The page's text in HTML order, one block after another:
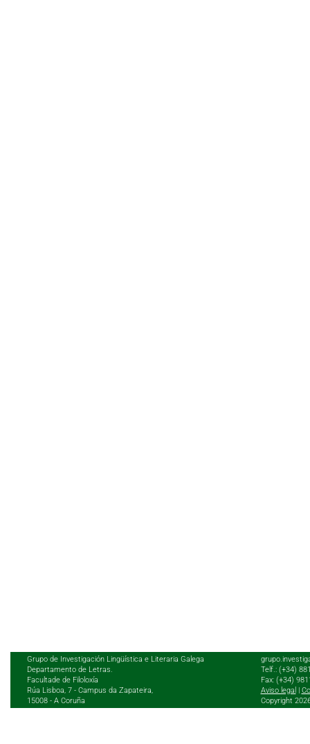
Grupo de Investigación Lingüística e Literaria Galega
Departamento de Letras.
Facultade de Filoloxía
Rúa Lisboa, 7 - Campus da Zapateira,
15008 - A Coruña
Telf.: (+34)
Fax: (+34)
Aviso legal
Copyright